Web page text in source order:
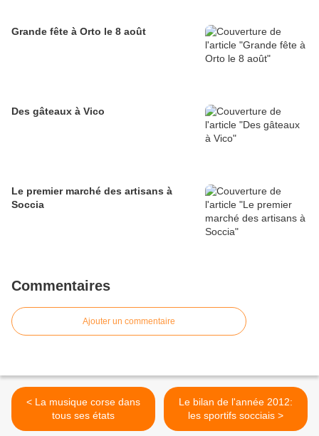
Grande fête à Orto le 8 août
Des gâteaux à Vico
Le premier marché des artisans à
Soccia
Commentaires
Ajouter un commentaire
< La musique corse dans
tous ses états
Le bilan de l'année 2012:
les sportifs socciais >